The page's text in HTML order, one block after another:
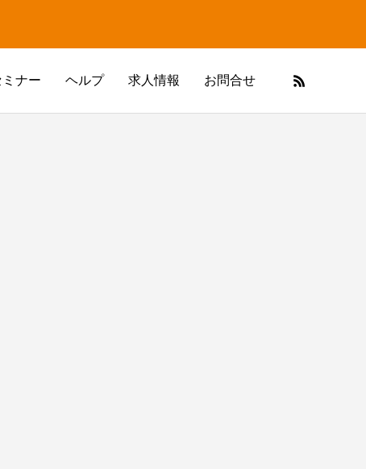
ミナー ヘルプ 求人情報 お問合せ